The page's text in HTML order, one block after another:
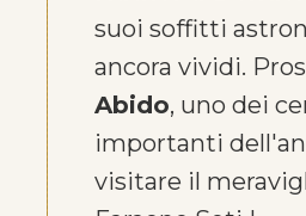
suoi soffitti
ancora vividi.
Abido, uno dei
importanti
visitare il